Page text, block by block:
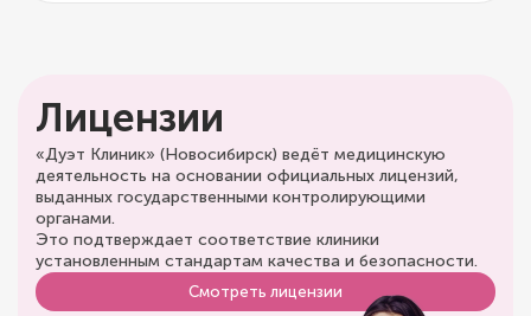
Лицензии
«Дуэт Клиник» (Новосибирск) ведёт медицинскую
деятельность на основании официальных лицензий,
выданных государственными контролирующими
органами.
Это подтверждает соответствие клиники
установленным стандартам качества и безопасности.
Смотреть лицензии